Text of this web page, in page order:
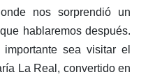
nos sorprendió un
hablaremos después.
sea visitar el
La Real, convertido en